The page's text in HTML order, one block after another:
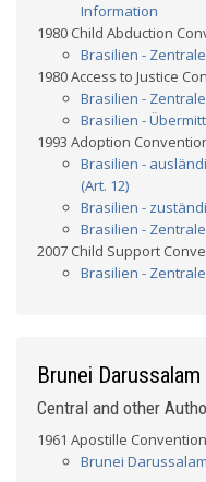
Information
1980 Child Abduction
Brasilien -
1980 Access to Justice
Brasilien -
Brasilien -
1993 Adoption
Brasilien -
(Art. 12)
Brasilien -
Brasilien -
2007 Child Support
Brasilien -
Brunei Darussalam
Central and other
1961 Apostille
Brunei